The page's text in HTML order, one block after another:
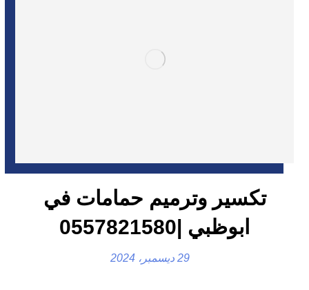
تكسير وترميم حمامات في
ابوظبي |0557821580
29 ديسمبر، 2024